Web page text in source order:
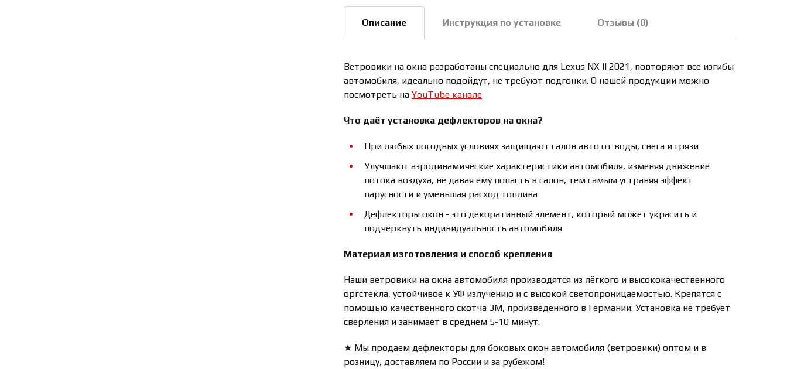
Описание Инструкция по установке Отзывы (0)
Ветровики на окна разработаны специально для Lexus NX II 2021, повторяют все изгибы
автомобиля, идеально подойдут, не требуют подгонки. О нашей продукции можно
посмотреть на YouTube канале
Что даёт установка дефлекторов на окна?
При любых погодных условиях защищают салон авто от воды, снега и грязи
Улучшают аэродинамические характеристики автомобиля, изменяя движение
потока воздуха, не давая ему попасть в салон, тем самым устраняя эффект
парусности и уменьшая расход топлива
Дефлекторы окон - это декоративный элемент, который может украсить и
подчеркнуть индивидуальность автомобиля
Материал изготовления и способ крепления
Наши ветровики на окна автомобиля производятся из лёгкого и высококачественного
оргстекла, устойчивое к УФ излучению и с высокой светопроницаемостью. Крепятся с
помощью качественного скотча 3М, произведённого в Германии. Установка не требует
сверления и занимает в среднем 5-10 минут.
★ Мы продаем дефлекторы для боковых окон автомобиля (ветровики) оптом и в
розницу, доставляем по России и за рубежом!